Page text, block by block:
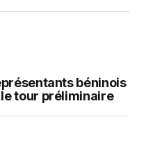
béninois
tour préliminaire